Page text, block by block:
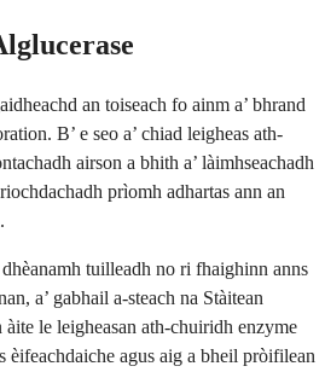
an toiseach fo ainm a’ bhrand
B’ e seo a’ chiad leigheas ath-
airson a bhith a’ làimhseachadh
prìomh adhartas ann an
tuilleadh no ri fhaighinn anns
a’ gabhail a-steach na Stàitean
le leigheasan ath-chuiridh enzyme
èifeachdaiche agus aig a bheil pròifilean